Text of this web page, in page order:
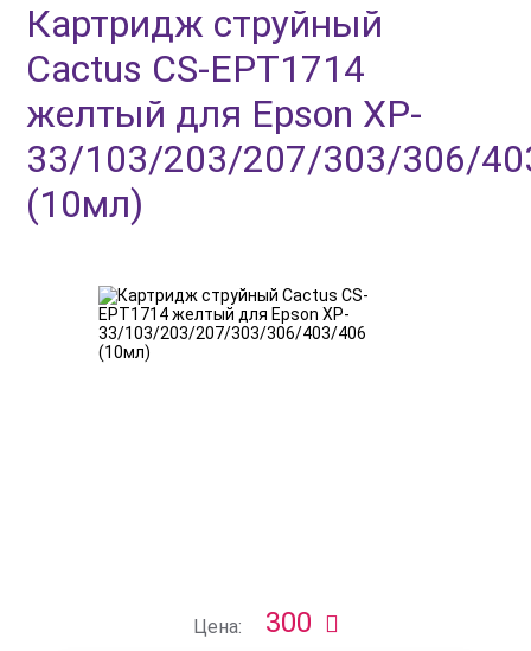
Картридж струйный
Cactus CS-EPT1714
желтый для Epson XP-
33/103/203/207/303/306/
(10мл)
Цена: 300